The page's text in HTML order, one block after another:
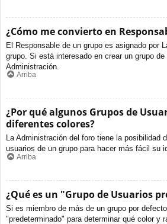
¿Cómo me convierto en
El Responsable de un grupo es asignado por
grupo. Si está interesado en crear un grupo
Administración.
Arriba
¿Por qué algunos Grupos de
diferentes colores?
La Administración del foro tiene la posibilidad
usuarios de un grupo para hacer más fácil su
Arriba
¿Qué es un "Grupo de Usuarios
Si es miembro de más de un grupo por
"predeterminado" para determinar qué color y